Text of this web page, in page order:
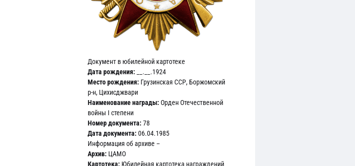
Документ в юбилейной картотеке
Дата рождения: __.__.1924
Место рождения: Грузинская ССР, Боржомский
р-н, Цихисджвари
Наименование награды: Орден Отечественной
войны I степени
Номер документа: 78
Дата документа: 06.04.1985
Информация об архиве –
Архив: ЦАМО
Картотека: Юбилейная картотека награждений